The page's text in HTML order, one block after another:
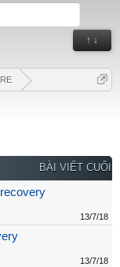
↑ ↓
BÀI VIẾT CUỐI
13/7/18
13/7/18